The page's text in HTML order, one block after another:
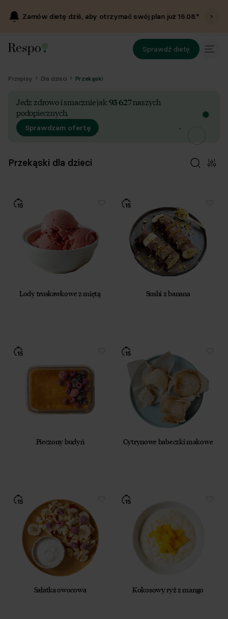
Zamów dietę dziś, aby otrzymać swój plan już16.08.*
Sprawdź dietę
Przepisy Dla dzieci Przekąski
Jedz zdrowo i smacznie jak93 627naszych
podopiecznych.
Sprawdzam ofertę
Przekąski dla dzieci
Lody truskawkowe z miętą Sushi z banana
Pieczony budyń Cytrynowe babeczki makowe
Sałatka owocowa Kokosowy ryż z mango